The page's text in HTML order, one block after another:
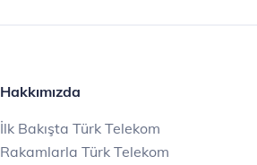
Hakkımızda
İlk Bakışta Türk Telekom
Rakamlarla Türk Telekom